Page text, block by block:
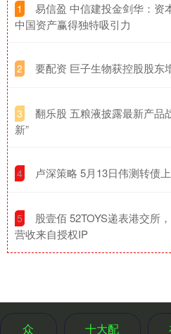
1
易信盈 中信建投金剑华：资
中国资产赢得独特吸引力
2 要配资 巨子生物获控股股东
3
翻乐股 五粮液披露最新产品
新”
4 卢深策略 5月13日伟测转债
5
股壹佰 52TOYS递表港交所
营收来自授权IP
众 十大配